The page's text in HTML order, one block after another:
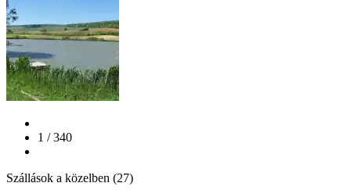
1 / 340
Szállások a közelben (27)